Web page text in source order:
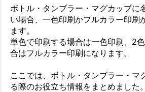
ボトル・タンブラー・マグカップに
い場合、一色印刷かフルカラー印刷
ます。
単色で印刷する場合は一色印刷、2
合はフルカラー印刷になります。
ここでは、ボトル・タンブラー・マ
る際のお役立ち情報をまとめました。